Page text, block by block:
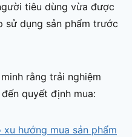
tiêu dùng vừa được
sử dụng sản phẩm trước
rằng trải nghiệm
quyết định mua:
hướng mua sản phẩm